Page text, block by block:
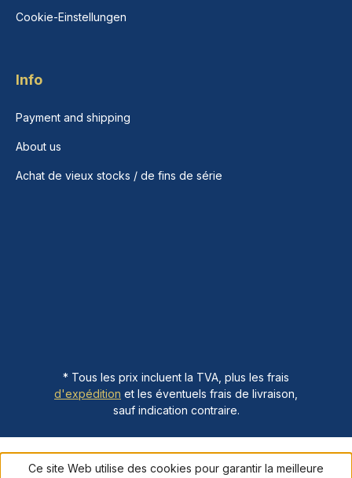
Cookie-Einstellungen
Info
Payment and shipping
About us
Achat de vieux stocks / de fins de série
* Tous les prix incluent la TVA, plus les frais
d'expédition et les éventuels frais de livraison,
sauf indication contraire.
Ce site Web utilise des cookies pour garantir la meilleure